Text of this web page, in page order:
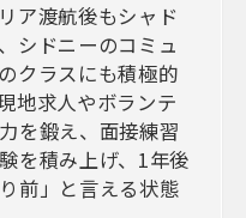
ア渡航後もシャド
シドニーのコミュ
クラスにも積極的
地求人やボランテ
を鍛え、面接練習
を積み上げ、1年後
前」と言える状態